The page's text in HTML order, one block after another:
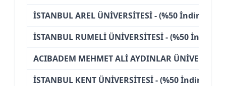
İSTANBUL AREL ÜNİVERSİTESİ - (%50 İndirimli)
İSTANBUL RUMELİ ÜNİVERSİTESİ - (%50
ACIBADEM MEHMET ALİ AYDINLAR
İSTANBUL KENT ÜNİVERSİTESİ - (%50 İndirimli)